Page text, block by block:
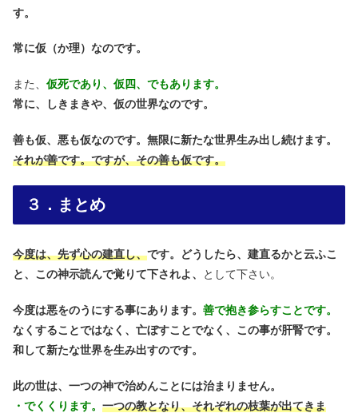
す。
常に仮（か理）なのです。
また、 仮死であり、仮四、でもあります。
常に、しきまきや、仮の世界なのです。
善も仮、悪も仮なのです。無限に新たな世界生み出し続けます。
それが善です。ですが、その善も仮です。
３．まとめ
今度は、先ず心の建直し、です。どうしたら、建直るかと云ふこ
と、この神示読んで覚りて下されよ、
として下さい。
今度は悪をのうにする事にあります。 善で抱き参らすことです。
なくすることではなく、亡ぼすことでなく、この事が肝腎です。
和して新たな世界を生み出すのです。
此の世は、一つの神で治めんことには治まりません。
・でくくります。 一つの教となり、それぞれの枝葉が出てきま